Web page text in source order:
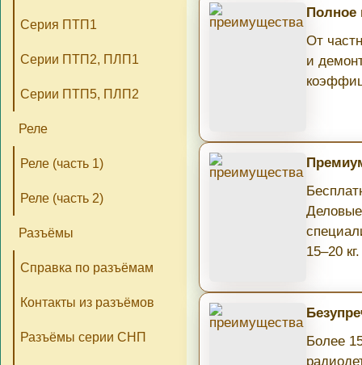
От
и
15–20 кг.
Более
Серия ПТП1
Серии ПТП2, ПЛП1
Серии ПТП5, ПЛП2
Реле
Реле (часть 1)
Реле (часть 2)
Разъёмы
Справка по разъёмам
Контакты из разъёмов
Разъёмы серии СНП